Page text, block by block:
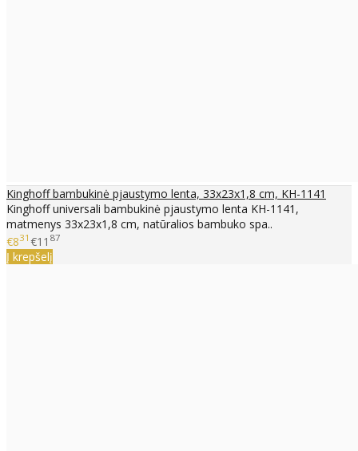
Kinghoff bambukinė pjaustymo lenta, 33x23x1,8 cm, KH-1141
Kinghoff universali bambukinė pjaustymo lenta KH-1141,
matmenys 33x23x1,8 cm, natūralios bambuko spa..
€831 €11 87
Į krepšelį